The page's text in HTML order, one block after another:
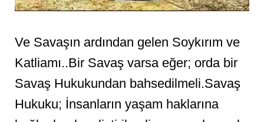
Ve Savaşın ardından gelen Soykırım ve
Katliamı..Bir Savaş varsa eğer; orda bir
Savaş Hukukundan bahsedilmeli.Savaş
Hukuku; İnsanların yaşam haklarına